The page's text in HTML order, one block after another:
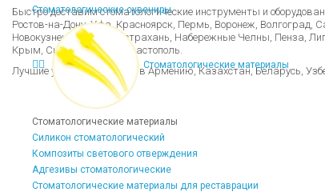
Стоматологические сувениры
Стоматологические материалы
Стоматологические материалы
Силикон стоматологический
Композиты светового отверждения
Адгезивы стоматологические
Стоматологические материалы для реставрации
Быстро доставим стоматологические инструменты и
Ростов-на-Дону, Уфа, Красноярск, Пермь, Воронеж, Волгоград,
Новокузнецк, Рязань, Астрахань, Набережные Челны, Пенза,
Крым, Симферополь, Севастополь.
Лучшие условия доставки в Армению, Казахстан, Беларусь,